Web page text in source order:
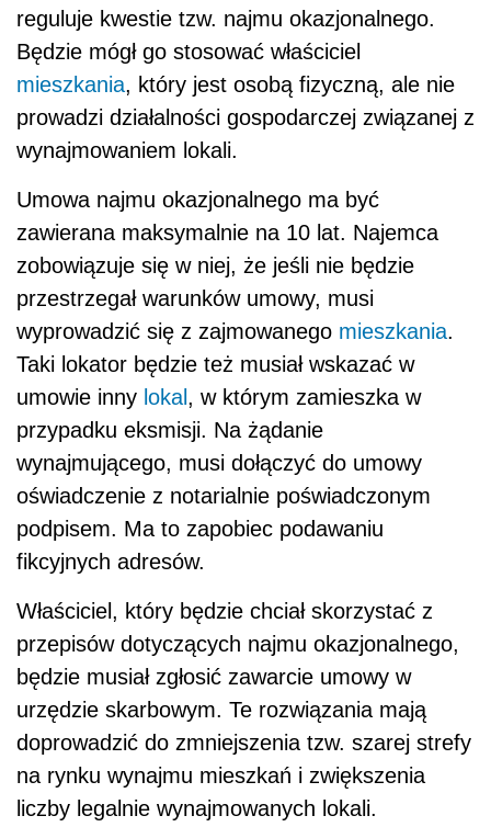
reguluje kwestie tzw. najmu okazjonalnego.
Będzie mógł go stosować właściciel
mieszkania, który jest osobą fizyczną, ale nie
prowadzi działalności gospodarczej związanej z
wynajmowaniem lokali.
Umowa najmu okazjonalnego ma być
zawierana maksymalnie na 10 lat. Najemca
zobowiązuje się w niej, że jeśli nie będzie
przestrzegał warunków umowy, musi
wyprowadzić się z zajmowanego mieszkania.
Taki lokator będzie też musiał wskazać w
umowie inny lokal, w którym zamieszka w
przypadku eksmisji. Na żądanie
wynajmującego, musi dołączyć do umowy
oświadczenie z notarialnie poświadczonym
podpisem. Ma to zapobiec podawaniu
fikcyjnych adresów.
Właściciel, który będzie chciał skorzystać z
przepisów dotyczących najmu okazjonalnego,
będzie musiał zgłosić zawarcie umowy w
urzędzie skarbowym. Te rozwiązania mają
doprowadzić do zmniejszenia tzw. szarej strefy
na rynku wynajmu mieszkań i zwiększenia
liczby legalnie wynajmowanych lokali.